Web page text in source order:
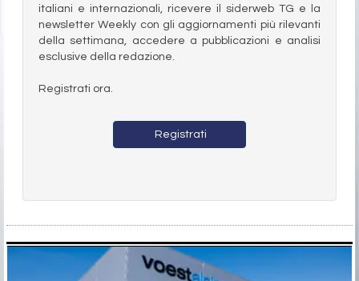
italiani e internazionali, ricevere il siderweb TG e la
newsletter Weekly con gli aggiornamenti più rilevanti
della settimana, accedere a pubblicazioni e analisi
esclusive della redazione.
Registrati ora.
Registrati